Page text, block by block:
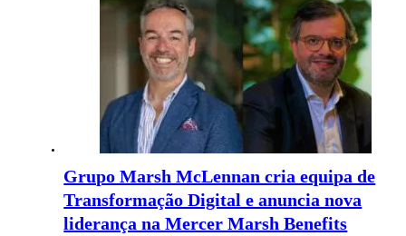
Grupo Marsh McLennan cria equipa de
Transformação Digital e anuncia nova
liderança na Mercer Marsh Benefits